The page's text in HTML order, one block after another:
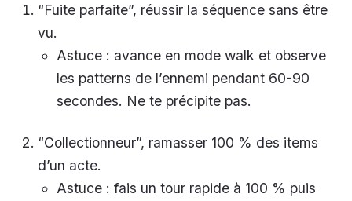
“Fuite parfaite”, réussir la séquence sans être
vu.
Astuce : avance en mode walk et observe
les patterns de l’ennemi pendant 60-90
secondes. Ne te précipite pas.
“Collectionneur”, ramasser 100 % des items
d’un acte.
Astuce : fais un tour rapide à 100 % puis